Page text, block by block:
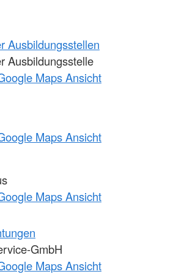
Ausbildungsstellen
Ausbildungsstelle
Maps Ansicht
Maps Ansicht
Maps Ansicht
GmbH
Maps Ansicht